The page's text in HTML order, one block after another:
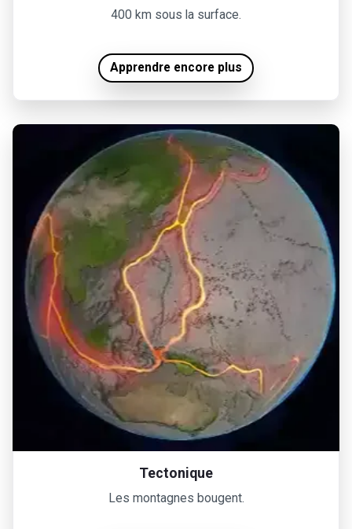
400 km sous la surface.
Apprendre encore plus
Tectonique
Les montagnes bougent.